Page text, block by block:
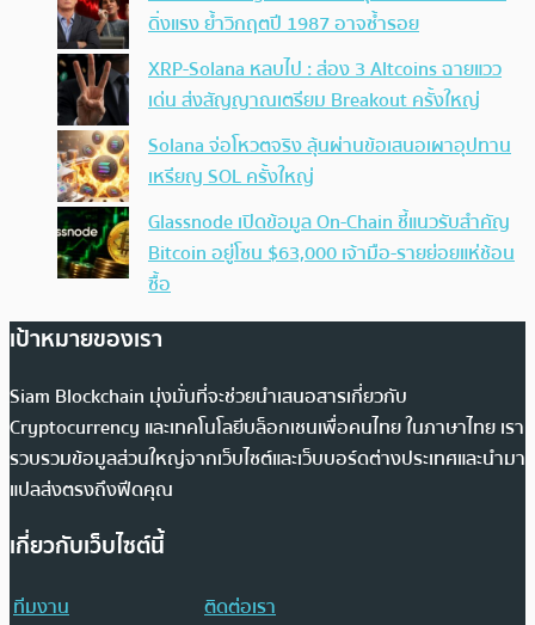
ดิ่งแรง ย้ำวิกฤตปี 1987 อาจซ้ำรอย
XRP-Solana หลบไป : ส่อง 3 Altcoins ฉายแวว
เด่น ส่งสัญญาณเตรียม Breakout ครั้งใหญ่
Solana จ่อโหวตจริง ลุ้นผ่านข้อเสนอเผาอุปทาน
เหรียญ SOL ครั้งใหญ่
Glassnode เปิดข้อมูล On-Chain ชี้แนวรับสำคัญ
Bitcoin อยู่โซน $63,000 เจ้ามือ-รายย่อยแห่ช้อน
ซื้อ
เป้าหมายของเรา
Siam Blockchain มุ่งมั่นที่จะช่วยนำเสนอสารเกี่ยวกับ
Cryptocurrency และเทคโนโลยีบล็อกเชนเพื่อคนไทย ในภาษาไทย เรา
รวบรวมข้อมูลส่วนใหญ่จากเว็บไซต์และเว็บบอร์ดต่างประเทศและนำมา
แปลส่งตรงถึงฟีดคุณ
เกี่ยวกับเว็บไซต์นี้
ทีมงาน
ติดต่อเรา